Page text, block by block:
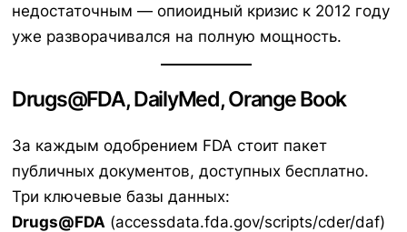
недостаточным — опиоидный кризис к 2012 году
уже разворачивался на полную мощность.
Drugs@FDA, DailyMed, Orange Book
За каждым одобрением FDA стоит пакет
публичных документов, доступных бесплатно.
Три ключевые базы данных:
Drugs@FDA (accessdata.fda.gov/scripts/cder/daf)